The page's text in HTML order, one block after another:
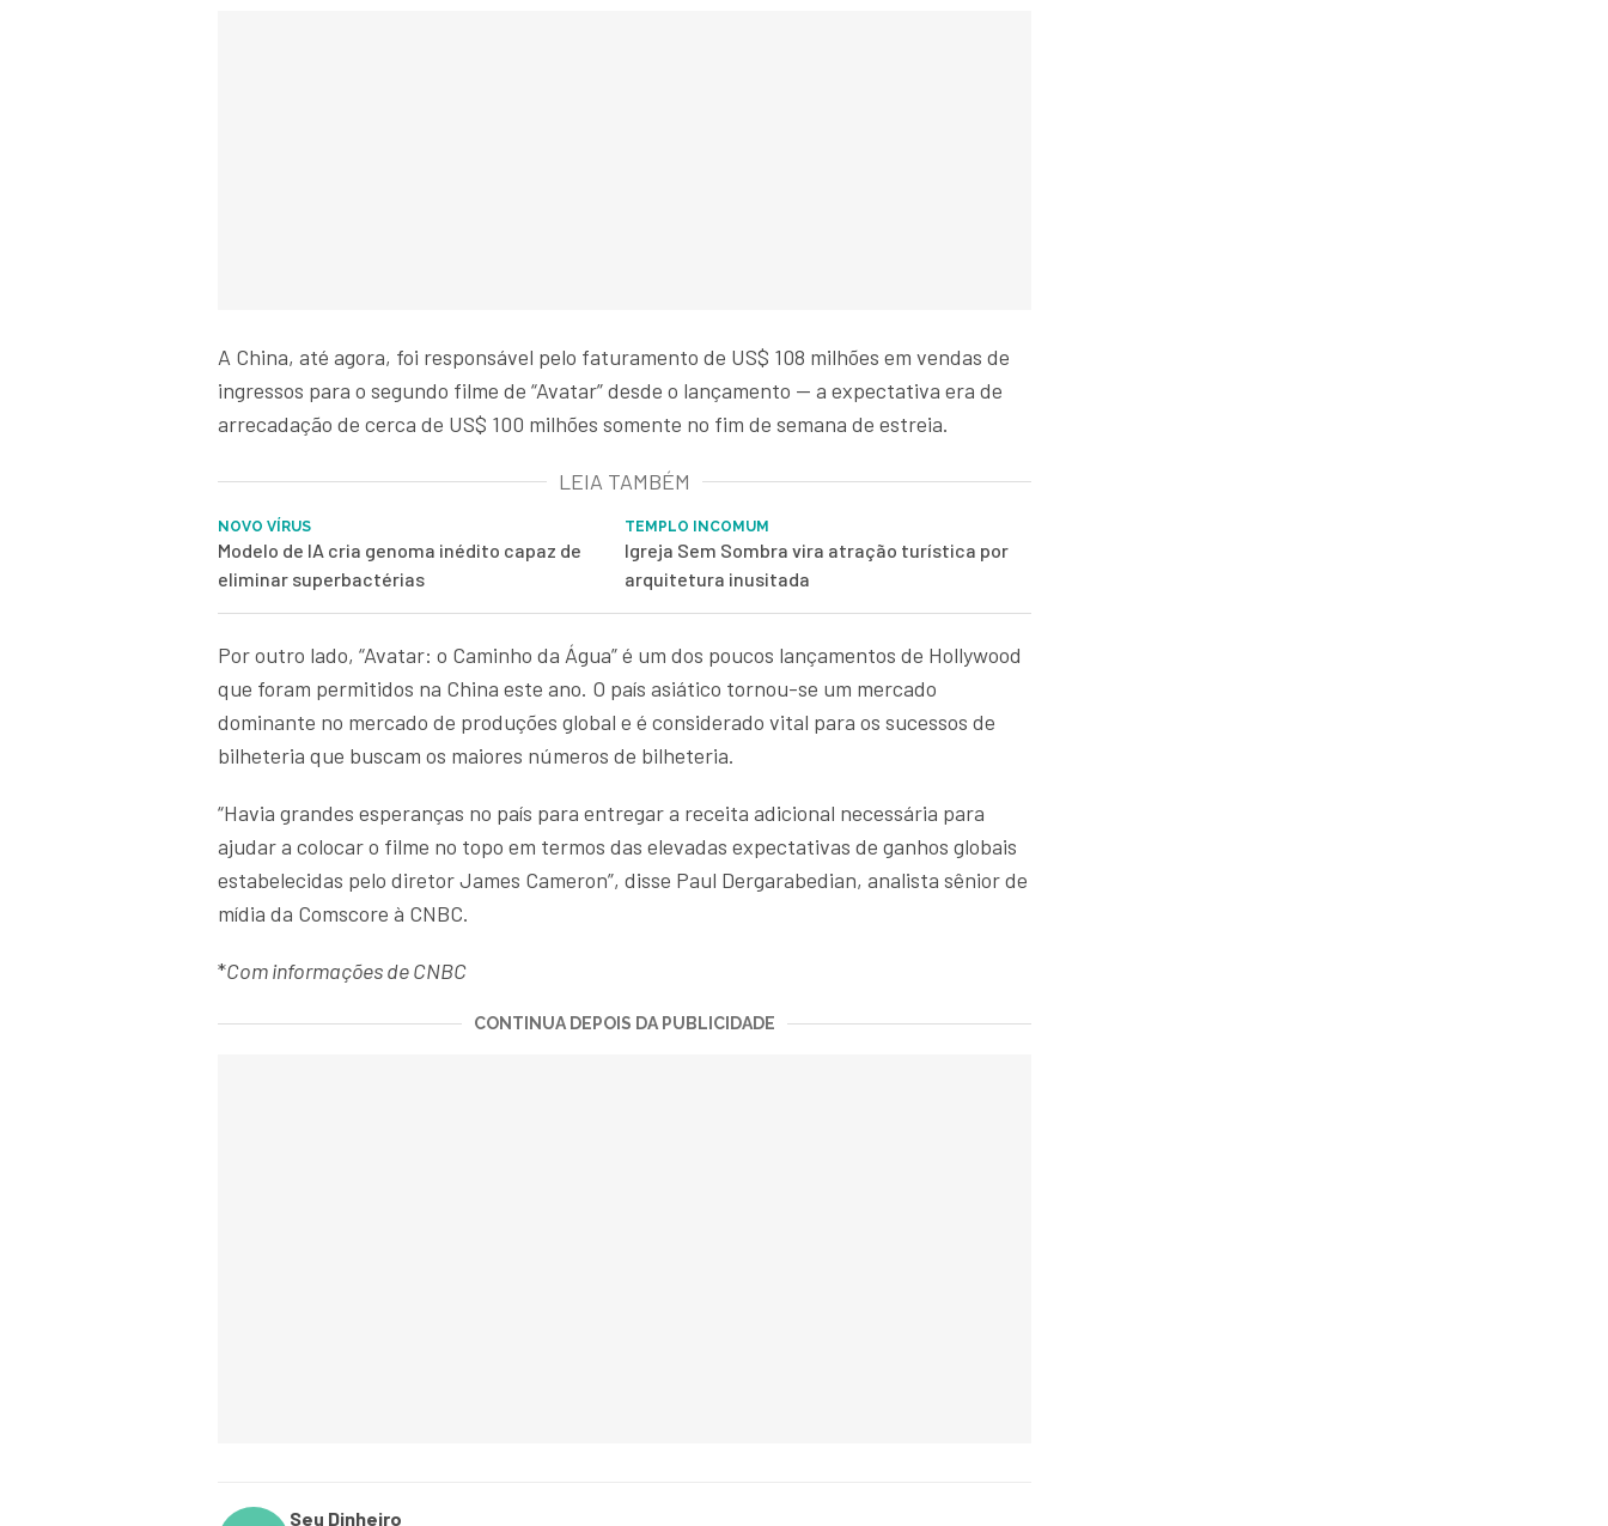
A China, até agora, foi responsável pelo faturamento de US$ 108 milhões em vendas de
ingressos para o segundo filme de “Avatar” desde o lançamento — a expectativa era de
arrecadação de cerca de US$ 100 milhões somente no fim de semana de estreia.
LEIA TAMBÉM
NOVO VÍRUS
Modelo de IA cria genoma inédito capaz de
eliminar superbactérias
TEMPLO INCOMUM
Igreja Sem Sombra vira atração turística por
arquitetura inusitada
Por outro lado, “Avatar: o Caminho da Água” é um dos poucos lançamentos de Hollywood
que foram permitidos na China este ano. O país asiático tornou-se um mercado
dominante no mercado de produções global e é considerado vital para os sucessos de
bilheteria que buscam os maiores números de bilheteria.
“Havia grandes esperanças no país para entregar a receita adicional necessária para
ajudar a colocar o filme no topo em termos das elevadas expectativas de ganhos globais
estabelecidas pelo diretor James Cameron”, disse Paul Dergarabedian, analista sênior de
mídia da Comscore à CNBC.
*Com informações de CNBC
CONTINUA DEPOIS DA PUBLICIDADE
Seu Dinheiro